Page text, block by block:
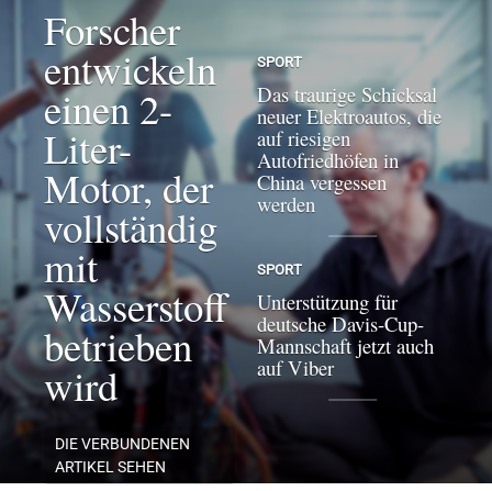
Forscher
entwickeln
einen 2-
Liter-
Motor, der
vollständig
mit
Wasserstoff
betrieben
wird
DIE VERBUNDENEN
ARTIKEL SEHEN
SPORT
Das traurige Schicksal
neuer Elektroautos, die
auf riesigen
Autofriedhöfen in
China vergessen
werden
SPORT
Unterstützung für
deutsche Davis-Cup-
Mannschaft jetzt auch
auf Viber